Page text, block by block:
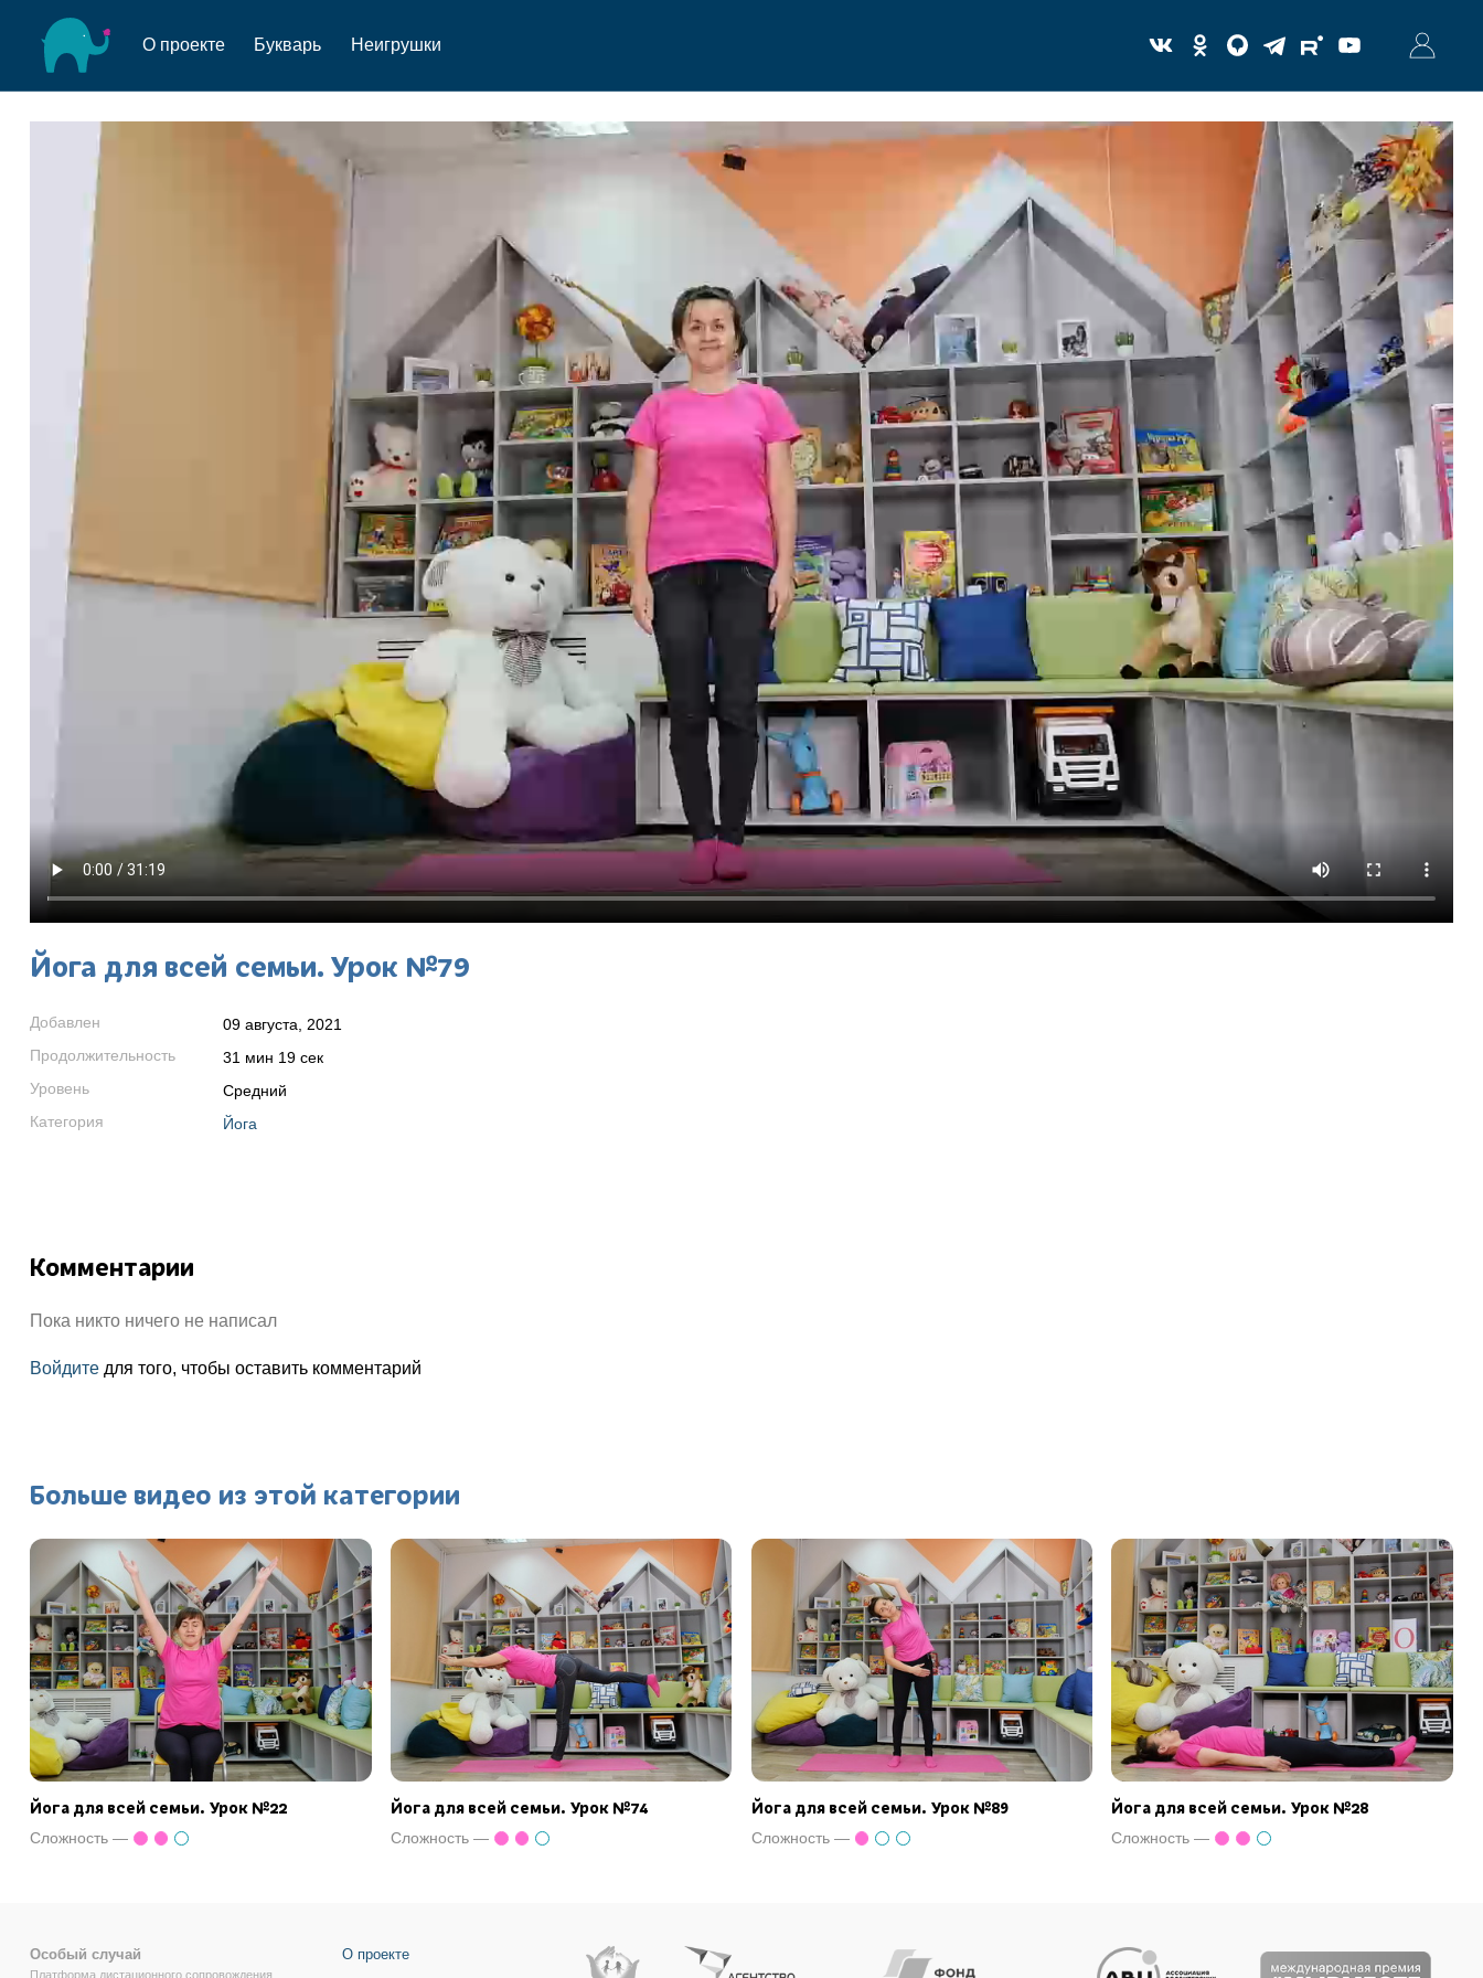
О проекте Букварь Неигрушки
Йога для всей семьи. Урок №79
Добавлен
09 августа, 2021
Продолжительность
31 мин 19 сек
Уровень
Средний
Категория
Йога
Комментарии
Пока никто ничего не написал
Войдитедля того, чтобы оставить комментарий
Больше видео из этой категории
Йога для всей семьи. Урок №22
Сложность —
Йога для всей семьи. Урок №74
Сложность —
Йога для всей семьи. Урок №89
Сложность —
Йога для всей семьи. Урок №28
Сложность —
Особый случай
Платформа дистационного сопровождения
О проекте